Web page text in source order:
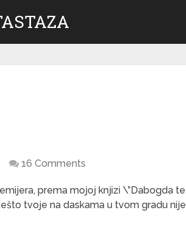
16 Comments
prema mojoj knjizi \”Dabogda te
tvoje na daskama u tvom gradu nije